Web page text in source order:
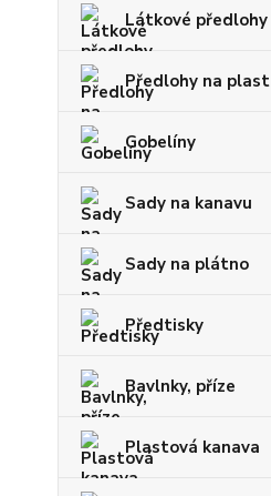
Látkové předlohy
Předlohy na plast
Gobelíny
Sady na kanavu
Sady na plátno
Předtisky
Bavlnky, příze
Plastová kanava